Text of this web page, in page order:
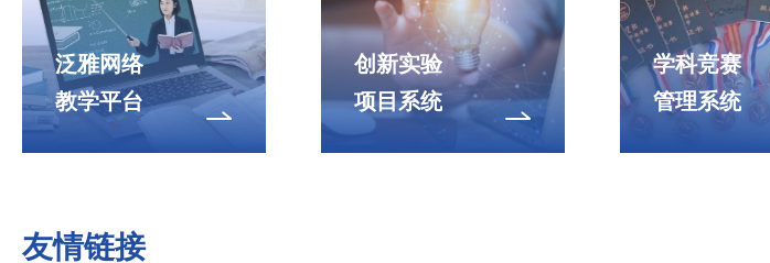
泛雅网络
教学平台
创新实验
项目系统
学科竞赛
管理系统
友情链接